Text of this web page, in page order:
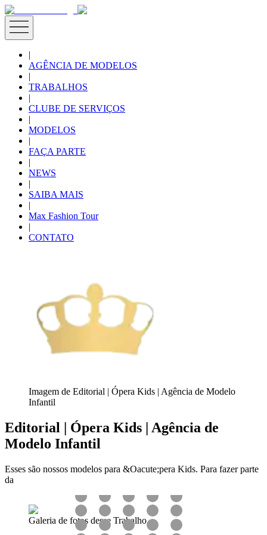
|
AGÊNCIA DE MODELOS
|
TRABALHOS
|
CLUBE DE SERVIÇOS
|
MODELOS
|
FAÇA PARTE
|
NEWS
|
SAIBA MAIS
|
Max Fashion Tour
|
CONTATO
Imagem de Editorial | Ópera Kids | Agência de Modelo
Infantil
Editorial | Ópera Kids | Agência de
Modelo Infantil
Esses são nossos modelos para &Oacute;pera Kids. Para fazer parte
da
Galeria de fotos desse Trabalho